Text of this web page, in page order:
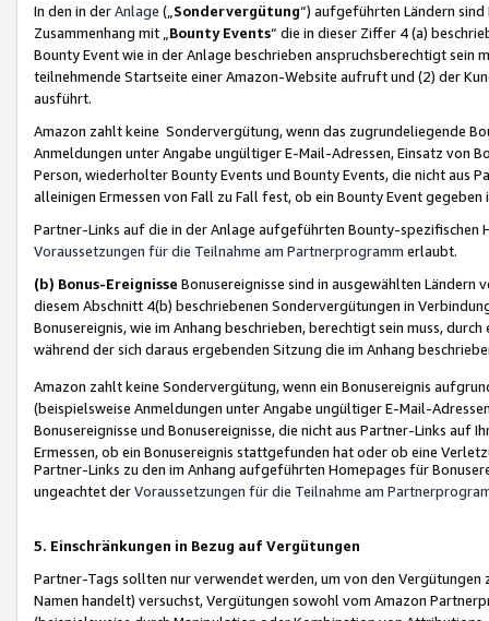
In den in derAnlage („ Sondervergütung“) aufgeführten Ländern
Zusammenhang mit „ Bounty Events“ die in dieser Ziffer 4 (a)
Bounty Event wie in der Anlage beschrieben anspruchsberechtigt sein
teilnehmende Startseite einer Amazon-Website aufruft und (2) der
ausführt.
Amazon zahlt keine Sondervergütung, wenn das zugrundeliegende
Anmeldungen unter Angabe ungültiger E-Mail-Adressen, Einsatz von
Person, wiederholter Bounty Events und Bounty Events, die nicht
alleinigen Ermessen von Fall zu Fall fest, ob ein Bounty Event
Partner-Links auf die in der Anlage aufgeführten Bounty-spezifischen
Voraussetzungen für die Teilnahme am Partnerprogramm erlaubt.
(b) Bonus-Ereignisse Bonusereignisse sind in ausgewählten Ländern
diesem Abschnitt 4(b) beschriebenen Sondervergütungen in
Bonusereignis, wie im Anhang beschrieben, berechtigt sein muss,
während der sich daraus ergebenden Sitzung die im Anhang
Amazon zahlt keine Sondervergütung, wenn ein Bonusereignis
(beispielsweise Anmeldungen unter Angabe ungültiger E-Mail-
Bonusereignisse und Bonusereignisse, die nicht aus Partner-Links auf
Ermessen, ob ein Bonusereignis stattgefunden hat oder ob eine
Partner-Links zu den im Anhang aufgeführten Homepages für
ungeachtet derVoraussetzungen für die Teilnahme am
5. Einschränkungen in Bezug auf Vergütungen
Partner-Tags sollten nur verwendet werden, um von den
Namen handelt) versuchst, Vergütungen sowohl vom Amazon